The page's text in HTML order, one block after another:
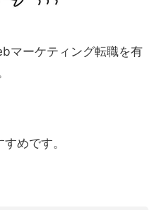
マーケティング転職を有
めです。